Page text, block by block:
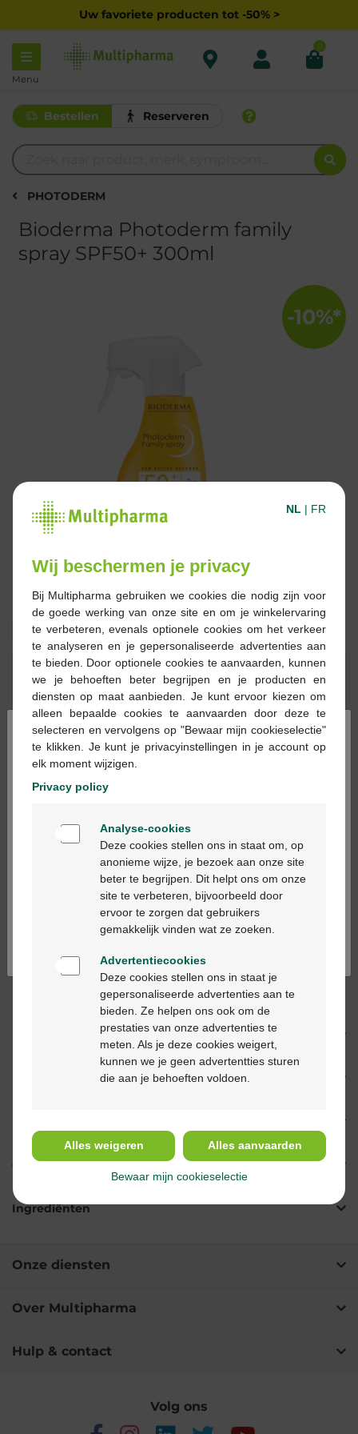
Uw favoriete producten tot -50% >
Menu
0
Bestellen Reserveren
PHOTODERM
Bioderma Photoderm family
spray SPF50+ 300ml
-10%*
€ 25,99 € 28,95
Bestellen Reserveren
Op voorraad online
- +
Max. aantal = 12
Op werkdagen vóór 12u besteld, volgende
werkdag geleverd
levering in je Multipharma apotheek
levering thuis vanaf €55
Klantendienst
via chat of
Productbeschrijving
Eigenschappen
Gebruik
Ingrediënten
Onze diensten
Over Multipharma
Hulp & contact
Volg ons
×
Bienvenue
Ga verder in het nederlands
Continuez en français
NL | FR
Wij beschermen je privacy
Bij Multipharma gebruiken we cookies die nodig zijn voor
de goede werking van onze site en om je winkelervaring
te verbeteren, evenals optionele cookies om het verkeer
te analyseren en je gepersonaliseerde advertenties aan
te bieden. Door optionele cookies te aanvaarden, kunnen
we je behoeften beter begrijpen en je producten en
diensten op maat aanbieden. Je kunt ervoor kiezen om
alleen bepaalde cookies te aanvaarden door deze te
selecteren en vervolgens op "Bewaar mijn cookieselectie"
te klikken. Je kunt je privacyinstellingen in je account op
elk moment wijzigen.
Privacy policy
Analyse-cookies
Deze cookies stellen ons in staat om, op
anonieme wijze, je bezoek aan onze site
beter te begrijpen. Dit helpt ons om onze
site te verbeteren, bijvoorbeeld door
ervoor te zorgen dat gebruikers
gemakkelijk vinden wat ze zoeken.
Advertentiecookies
Deze cookies stellen ons in staat je
gepersonaliseerde advertenties aan te
bieden. Ze helpen ons ook om de
prestaties van onze advertenties te
meten. Als je deze cookies weigert,
kunnen we je geen advertentties sturen
die aan je behoeften voldoen.
Alles weigeren Alles aanvaarden
Bewaar mijn cookieselectie